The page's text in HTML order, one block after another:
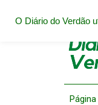
O Diário do Verdão